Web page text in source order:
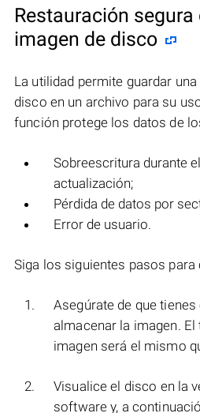
Restauración segura
imagen de disco
La utilidad permite guardar
disco en un archivo para su
función protege los datos de
Sobreescritura durante
actualización;
Pérdida de datos por
Error de usuario.
Siga los siguientes pasos para
Asegúrate de que
almacenar la imagen.
imagen será el mismo
Visualice el disco en la
software y, a